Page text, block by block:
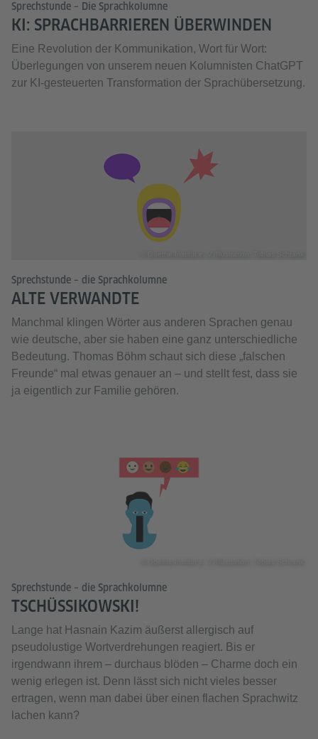
Sprechstunde – Die Sprachkolumne
KI: SPRACHBARRIEREN ÜBERWINDEN
Eine Revolution der Kommunikation, Wort für Wort:
Überlegungen von unserem neuen Kolumnisten ChatGPT
zur KI-gesteuerten Transformation der Sprachübersetzung.
Sprechstunde – die Sprachkolumne
ALTE VERWANDTE
Manchmal klingen Wörter aus anderen Sprachen genau
wie deutsche, aber sie haben eine ganz unterschiedliche
Bedeutung. Thomas Böhm schaut sich diese „falschen
Freunde“ mal etwas genauer an – und stellt fest, dass sie
ja eigentlich zur Familie gehören.
Sprechstunde – die Sprachkolumne
TSCHÜSSIKOWSKI!
Lange hat Hasnain Kazim äußerst allergisch auf
pseudolustige Wortverdrehungen reagiert. Bis er
irgendwann ihrem – durchaus blöden – Charme doch ein
wenig erlegen ist. Denn lässt sich nicht vieles besser
ertragen, wenn man dabei über einen flachen Sprachwitz
lachen kann?